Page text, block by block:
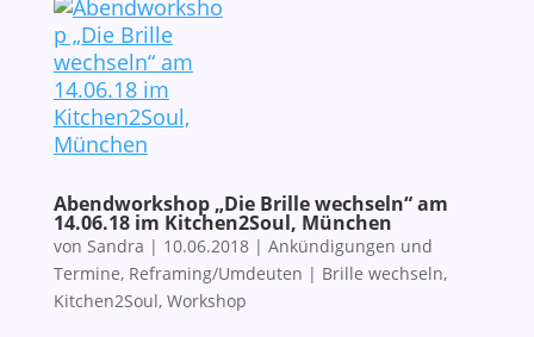
Abendworkshop „Die Brille wechseln“ am
14.06.18 im Kitchen2Soul, München
von Sandra | 10.06.2018| Ankündigungen und
Termine, Reframing/Umdeuten | Brille wechseln,
Kitchen2Soul, Workshop